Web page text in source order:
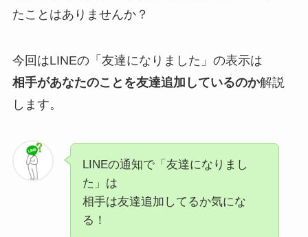
たことはありませんか？
今回はLINEの「友達になりました」の表示は
相手があなたのことを友達追加しているのか解説
します。
LINEの通知で「友達になりまし
た」は
相手は友達追加してるか気にな
る！